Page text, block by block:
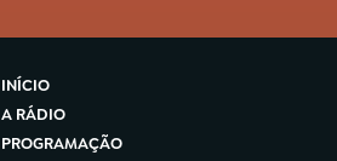
INÍCIO
A RÁDIO
PROGRAMAÇÃO